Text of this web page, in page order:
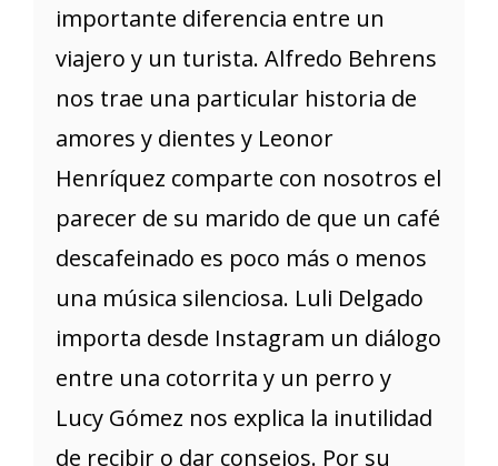
importante diferencia entre un
viajero y un turista. Alfredo Behrens
nos trae una particular historia de
amores y dientes y Leonor
Henríquez comparte con nosotros el
parecer de su marido de que un café
descafeinado es poco más o menos
una música silenciosa. Luli Delgado
importa desde Instagram un diálogo
entre una cotorrita y un perro y
Lucy Gómez nos explica la inutilidad
de recibir o dar consejos. Por su